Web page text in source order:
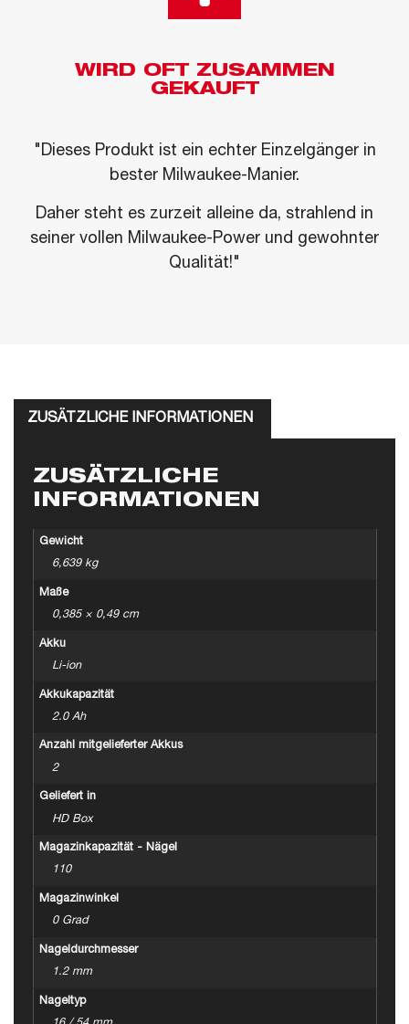
WIRD OFT ZUSAMMEN
GEKAUFT
"Dieses Produkt ist ein echter Einzelgänger in
bester Milwaukee-Manier.
Daher steht es zurzeit alleine da, strahlend in
seiner vollen Milwaukee-Power und gewohnter
Qualität!"
ZUSÄTZLICHE INFORMATIONEN
ZUSÄTZLICHE
INFORMATIONEN
Gewicht
6,639 kg
Maße
0,385 × 0,49 cm
Akku
Li-ion
Akkukapazität
2.0 Ah
Anzahl mitgelieferter Akkus
2
Geliefert in
HD Box
Magazinkapazität - Nägel
110
Magazinwinkel
0 Grad
Nageldurchmesser
1.2 mm
Nageltyp